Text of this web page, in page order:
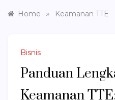
Home » Keamanan TTE
Bisnis
Panduan
Keamanan